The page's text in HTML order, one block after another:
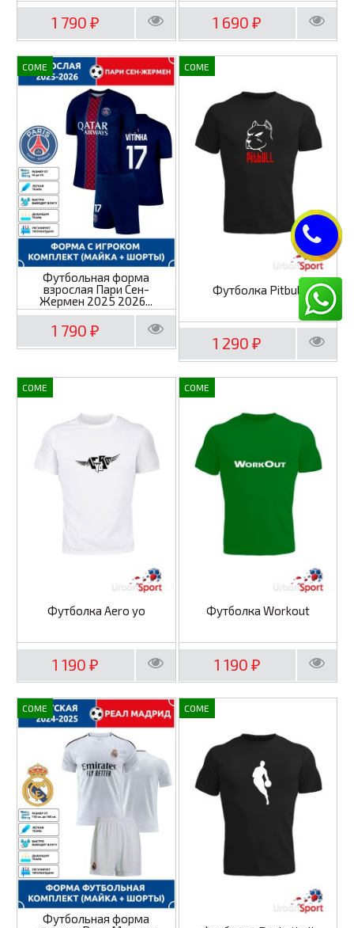
1 790₽ 1 690₽
COME
Футбольная форма
взрослая Пари Сен-
Жермен 2025 2026...
1 790₽
COME
Футболка Pitbull
1 290₽
COME
Футболка Aero yo
1 190₽
COME
Футболка Workout
1 190 ₽
COME
Футбольная форма
COME